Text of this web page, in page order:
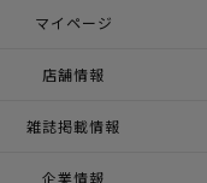
マイページ
店舗情報
雑誌掲載情報
企業情報